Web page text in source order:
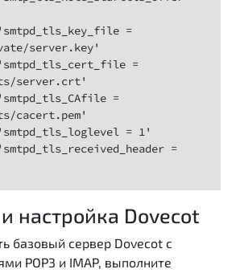
=
server.key'
=
server.crt'
=
cacert.pem'
= 1'
=
настройка Dovecot
базовый сервер Dovecot с
POP3 и IMAP, выполните